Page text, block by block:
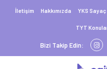
İletişim Hakkımızda YKS Sayaç
TYT
Bizi Takip Edin: